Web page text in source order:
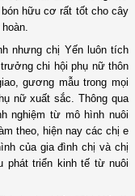
hữu cơ rất tốt cho cây
nhưng chị Yến luôntích
chi hội phụ nữ thôn
gương mẫu trong mọi
nữ xuất sắc.Thông qua
nghiệm từ mô hình nuôi
theo, hiện nay các chị e
của gia đình chị và chị
phát triển kinh tế từ nuôi